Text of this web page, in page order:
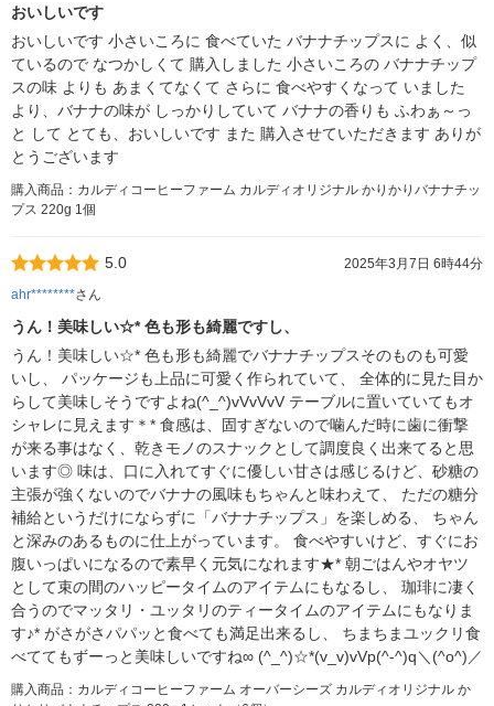
おいしいです
おいしいです 小さいころに 食べていた バナナチップスに よく、似
ているので なつかしくて 購入しました 小さいころの バナナチップ
スの味 よりも あまくてなくて さらに 食べやすくなって いました
より、バナナの味が しっかりしていて バナナの香りも ふわぁ～っ
と して とても、おいしいです また 購入させていただきます ありが
とうございます
購入商品：カルディコーヒーファーム カルディオリジナル かりかりバナナチッ
プス 220g 1個
5.0
2025年3月7日 6時44分
ahr********さん
うん！美味しい☆* 色も形も綺麗ですし、
うん！美味しい☆* 色も形も綺麗でバナナチップスそのものも可愛
いし、 パッケージも上品に可愛く作られていて、 全体的に見た目か
らして美味しそうですよね(^_^)vVvVvV テーブルに置いていてもオ
シャレに見えます＊* 食感は、固すぎないので噛んだ時に歯に衝撃
が来る事はなく、乾きモノのスナックとして調度良く出来てると思
います◎ 味は、口に入れてすぐに優しい甘さは感じるけど、砂糖の
主張が強くないのでバナナの風味もちゃんと味わえて、 ただの糖分
補給というだけにならずに「バナナチップス」を楽しめる、 ちゃん
と深みのあるものに仕上がっています。 食べやすいけど、すぐにお
腹いっぱいになるので素早く元気になれます★* 朝ごはんやオヤツ
として束の間のハッピータイムのアイテムにもなるし、 珈琲に凄く
合うのでマッタリ・ユッタリのティータイムのアイテムにもなりま
す♪* がさがさパパッと食べても満足出来るし、 ちまちまユックリ食
べててもずーっと美味しいですね∞ (^_^)☆*(v_v)vVp(^-^)q＼(^o^)／
購入商品：カルディコーヒーファーム オーバーシーズ カルディオリジナル か